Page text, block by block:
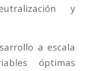
y
a escala
óptimas